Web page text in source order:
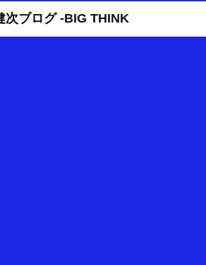
次ブログ -BIG THINK